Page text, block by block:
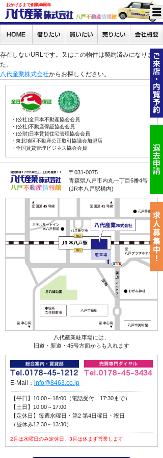
おかげさまで創業46周年
存在しないURLです。又はこの物件は契約済みになりまし
た。
八代産業株式会社からお探しください。
・(公社)全日本不動産協会会員
・(公社)不動産保証協会会員
・(公財)日本賃貸住宅管理協会会員
・東北地区不動産公正取引協議会加盟店
・全国賃貸管理ビジネス協会会員
〒031-0075
青森県八戸市内丸一丁目6番4号
(JR本八戸駅構内)
八代産業駐車場には、
旧道・新道・45号方面からも入れます
E-Mail： info@8463.co.jp
【平日】10:00～18:00（電話受付 17:30まで）
【土日】10:00～17:00
【定休日】毎週水曜日・第2 第4日曜日・祝日
（昼休み12:30～13:30）
2月は水曜日のみ定休日、3月は休まず営業します